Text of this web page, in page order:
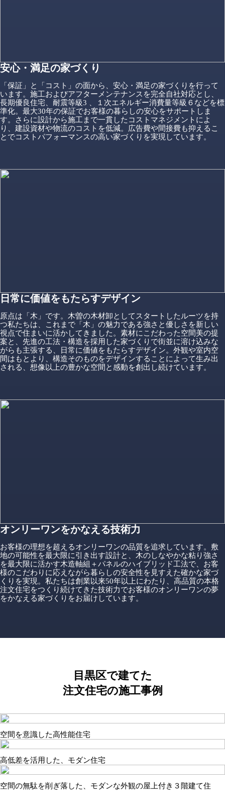
安心・満足の家づくり
「保証」と「コスト」の面から、安心・満足の家づくりを行って
います。施工およびアフターメンテナンスを完全自社対応とし、
長期優良住宅、耐震等級3 、１次エネルギー消費量等級６などを標
準化。最大30年の保証でお客様の暮らしの安心をサポートしま
す。さらに設計から施工まで一貫したコストマネジメントによ
り、建設資材や物流のコストを低減。広告費や間接費も抑えるこ
とでコストパフォーマンスの高い家づくりを実現しています。
日常に価値をもたらすデザイン
原点は「木」です。木曽の木材卸としてスタートしたルーツを持
つ私たちは、これまで「木」の魅力である強さと優しさを新しい
視点で住まいに活かしてきました。素材にこだわった空間美の提
案と、先進の工法・構造を採用した家づくりで街並に溶け込みな
がらも主張する、日常に価値をもたらすデザイン。外観や室内空
間はもとより、構造そのものをデザインすることによって生み出
される、想像以上の豊かな空間と感動を創出し続けています。
オンリーワンをかなえる技術力
お客様の理想を超えるオンリーワンの品質を追求しています。敷
地の可能性を最大限に引き出す設計と、木のしなやかな粘り強さ
を最大限に活かす木造軸組＋パネルのハイブリッド工法で、お客
様のこだわりに応えながら暮らしの安全性を見すえた確かな家づ
くりを実現。私たちは創業以来50年以上にわたり、高品質の本格
注文住宅をつくり続けてきた技術力でお客様のオンリーワンの夢
をかなえる家づくりをお届けしています。
目黒区で建てた
注文住宅の施工事例
空間を意識した高性能住宅
高低差を活用した、モダン住宅
空間の無駄を削ぎ落した、モダンな外観の屋上付き３階建て住